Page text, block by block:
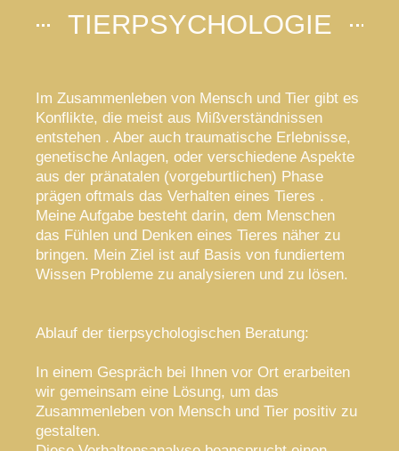
TIERPSYCHOLOGIE
Im Zusammenleben von Mensch und Tier gibt es
Konflikte, die meist aus Mißverständnissen
entstehen . Aber auch traumatische Erlebnisse,
genetische Anlagen, oder verschiedene Aspekte
aus der pränatalen (vorgeburtlichen) Phase
prägen oftmals das Verhalten eines Tieres .
Meine Aufgabe besteht darin, dem Menschen
das Fühlen und Denken eines Tieres näher zu
bringen. Mein Ziel ist auf Basis von fundiertem
Wissen Probleme zu analysieren und zu lösen.
Ablauf der tierpsychologischen Beratung:
In einem Gespräch bei Ihnen vor Ort erarbeiten
wir gemeinsam eine Lösung, um das
Zusammenleben von Mensch und Tier positiv zu
gestalten.